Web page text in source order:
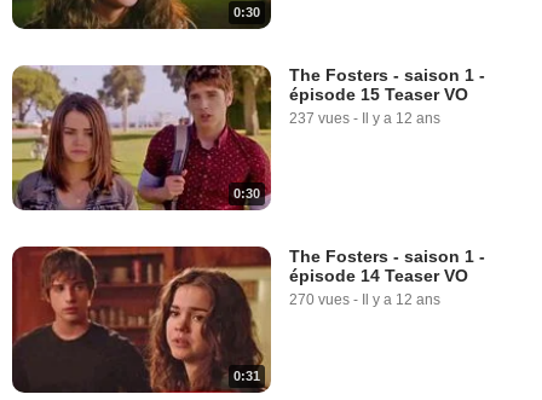
0:30
0:30
The Fosters - saison 1 -
épisode 15 Teaser VO
237 vues - Il y a 12 ans
0:31
The Fosters - saison 1 -
épisode 14 Teaser VO
270 vues - Il y a 12 ans